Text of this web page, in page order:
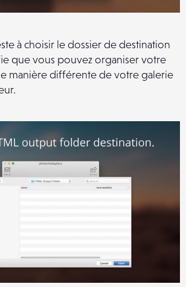
à choisir le dossier de destination
que vous pouvez organiser votre
manière différente de votre galerie